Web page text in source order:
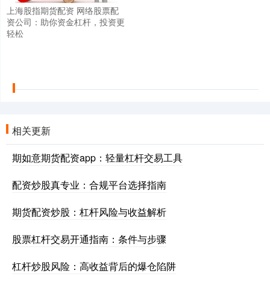
上海股指期货配资 网络股票配
资公司：助你资金杠杆，投资更
轻松
相关更新
期如意期货配资app：轻量杠杆交易工具
配资炒股真专业：合规平台选择指南
期货配资炒股：杠杆风险与收益解析
股票杠杆交易开通指南：条件与步骤
杠杆炒股风险：高收益背后的爆仓陷阱